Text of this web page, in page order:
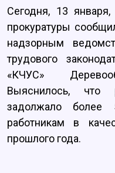
Сегодня, 13
прокуратуры
надзорным
трудового
«КЧУС»
Выяснилось, что
задолжало
работникам в
прошлого года.